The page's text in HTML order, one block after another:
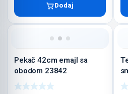
Dodaj
Pekač 42cm emajl sa
obodom 23842